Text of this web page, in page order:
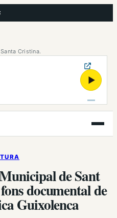
Cristina.
▶
Obre
el
de Sant
documental de
Guixolenca